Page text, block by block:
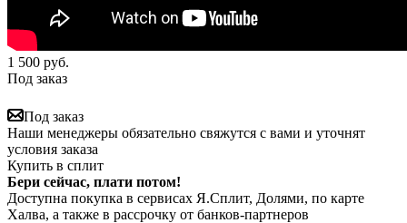
1 500 руб.
Под заказ
Под заказ
Наши менеджеры обязательно свяжутся с вами и уточнят
условия заказа
Купить в сплит
Бери сейчас, плати потом!
Доступна покупка в сервисах Я.Сплит, Долями, по карте
Халва, а также в рассрочку от банков-партнеров